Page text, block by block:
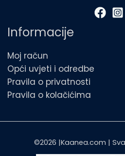
Informacije
Moj račun
Opći uvjeti i odredbe
Pravila o privatnosti
Pravila o kolačićima
©2026 |Kaanea.com |